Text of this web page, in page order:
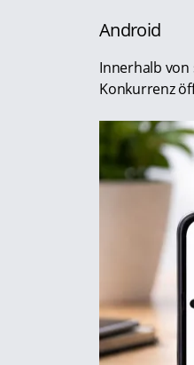
Android
Innerhalb von
Konkurrenz